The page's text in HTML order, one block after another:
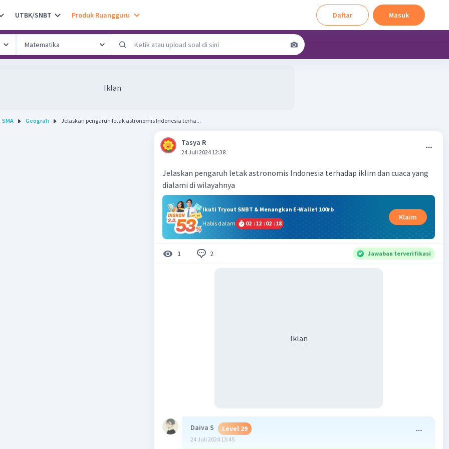
UTBK/SNBT Produk Ruangguru Daftar Masuk
Iklan
SMA Geografi Jelaskan pengaruh letak astronomis Indonesia terha...
Tasya R
24 Juli 2024 12:38
Jelaskan pengaruh letak astronomis Indonesia terhadap iklim dan cuaca yang
dialami di wilayahnya
Ikuti Tryout SNBT & Menangkan E-Wallet 100rb
Habis dalam
02 :12 :02 :17
Klaim
1 2 Jawaban terverifikasi
Iklan
Daiva S Level 29
24 Juli 2024 13:45